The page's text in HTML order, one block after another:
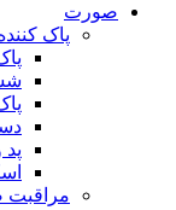
صورت
پاک
پد